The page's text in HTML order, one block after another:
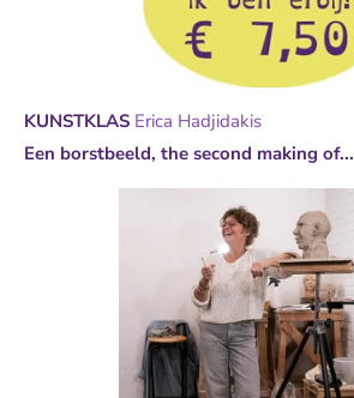
KUNSTKLAS Erica Hadjidakis
Een borstbeeld, the second making of...